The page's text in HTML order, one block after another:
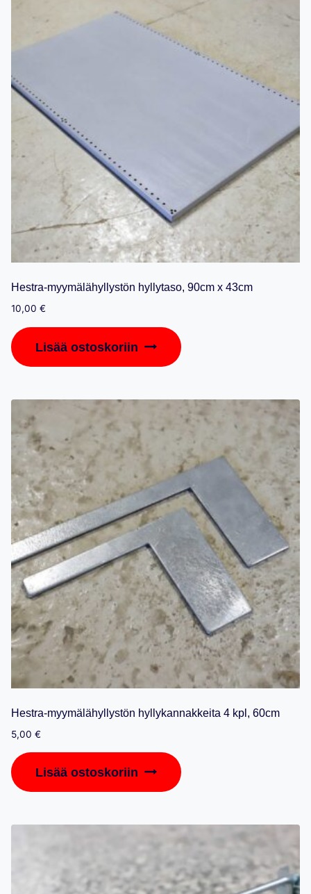
Hestra-myymälähyllystön hyllytaso, 90cm x 43cm
10,00 €
Lisää ostoskoriin
Hestra-myymälähyllystön hyllykannakkeita 4 kpl, 60cm
5,00 €
Lisää ostoskoriin